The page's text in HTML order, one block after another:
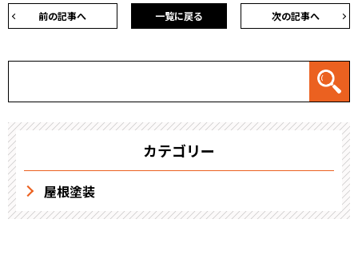
前の記事へ 次の記事へ
一覧に戻る
カテゴリー
屋根塗装